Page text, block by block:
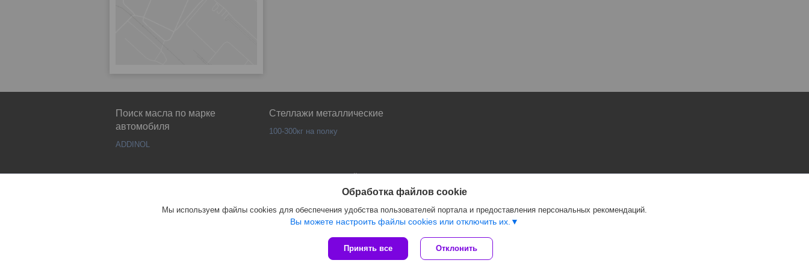
Поиск масла по марке
автомобиля
ADDINOL
Стеллажи металлические
100-300кг на полку
Сайт создан на платформе Deal.by
Политика обработки файлов cookies
Обработка файлов cookie
Мы используем файлы cookies для обеспечения удобства пользователей портала и предоставления персональных рекомендаций.
Вы можете настроить файлы cookies или отключить их.
Принять все Отклонить
PANKOR |
Пожаловаться на контент
Select Language ▼